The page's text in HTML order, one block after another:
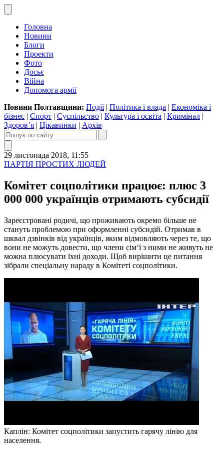
Головна
Новини
Блоги
Проекти
Фото
Досьє
Війна
Допомога армії
Новини Полтавщини: Події| Політика і влада | Економіка і
бізнес | Спорт | Суспільство | Культура і освіта | Кримінал |
Здоров’я | Цікавинки | Архів
29 листопада 2018, 11:55
ПАРТІЯ ПРОСТИХ ЛЮДЕЙ
Комітет соцполітики працює: плюс 3
000 000 українців отримають субсидії
Зареєстровані родичі, що проживають окремо більше не
стануть проблемою при оформленні субсидій. Отримав в
шквал дзвінків від українців, яким відмовляють через те, що
вони не можуть довести, що члени сім‘ї з ними не живуть не
можна плюсувати їхні доходи. Щоб вирішити це питання
зібрали спеціальну нараду в Комітеті соцполітики.
Каплін: Комітет соцполітики запустить гарячу лінію для
населення.